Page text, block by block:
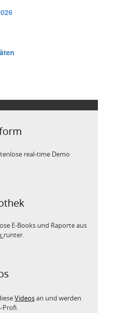
real-time Demo
E-Books und Raporte aus
runter.
Videosan und werden
Profi.